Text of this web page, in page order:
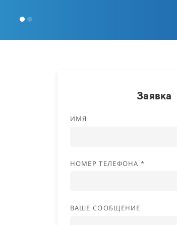
Заявка
ИМЯ
НОМЕР ТЕЛЕФОНА *
ВАШЕ СООБЩЕНИЕ